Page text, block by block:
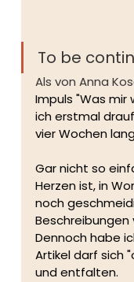
To be
Als von Anna
Impuls "Was mir
ich erstmal
vier Wochen
Gar nicht so
Herzen ist, in
noch
Dennoch habe
Artikel darf sich
und entfalten.